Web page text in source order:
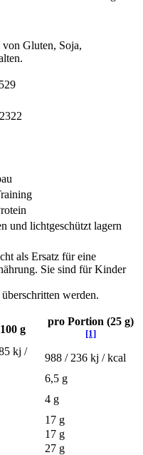
Gluten, Soja,
und lichtgeschützt lagern
als Ersatz für eine
Sie sind für Kinder
werden.
g
pro Portion (25 g)
[1]
kj /
988 / 236 kj / kcal
6,5 g
4 g
17 g
17 g
27 g